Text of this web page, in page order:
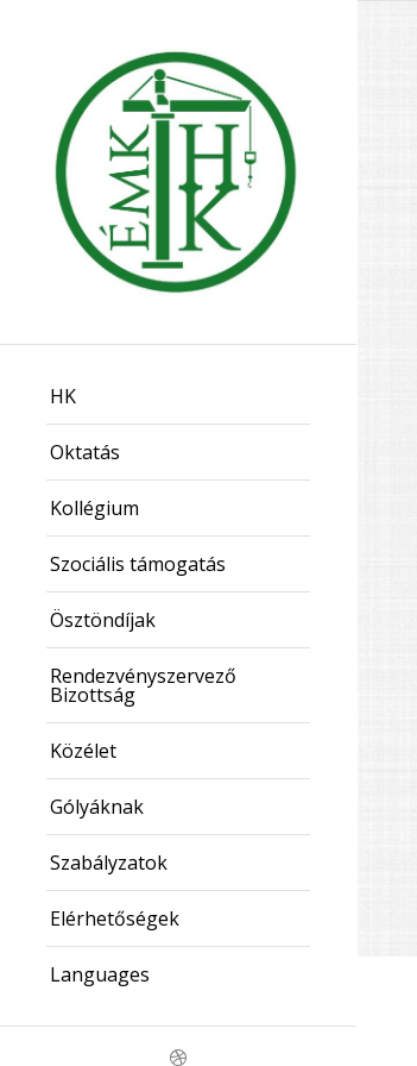
HK
Oktatás
Kollégium
Szociális támogatás
Ösztöndíjak
Rendezvényszervező
Bizottság
Közélet
Gólyáknak
Szabályzatok
Elérhetőségek
Languages